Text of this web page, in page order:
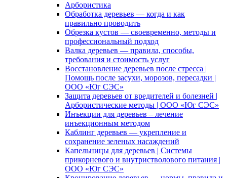
Арбористика
Обработка деревьев — когда и как
правильно проводить
Обрезка кустов — своевременно, методы и
профессиональный подход
Валка деревьев — правила, способы,
требования и стоимость услуг
Восстановление деревьев после стресса |
Помощь после засухи, морозов, пересадки |
ООО «Юг СЭС»
Защита деревьев от вредителей и болезней |
Арбористические методы | ООО «Юг СЭС»
Инъекции для деревьев – лечение
инъекционным методом
Каблинг деревьев — укрепление и
сохранение зеленых насаждений
Капельницы для деревьев | Системы
прикорневого и внутристволового питания |
ООО «Юг СЭС»